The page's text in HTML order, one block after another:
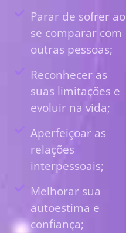
Parar de sofrer ao
se comparar com
outras pessoas;
Reconhecer as
suas limitações e
evoluir na vida;
Aperfeiçoar as
relações
interpessoais;
Melhorar sua
autoestima e
confiança;